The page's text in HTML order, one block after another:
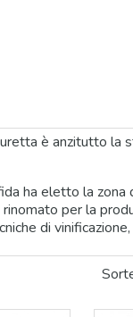
è anzitutto la
ha eletto la
per la
di